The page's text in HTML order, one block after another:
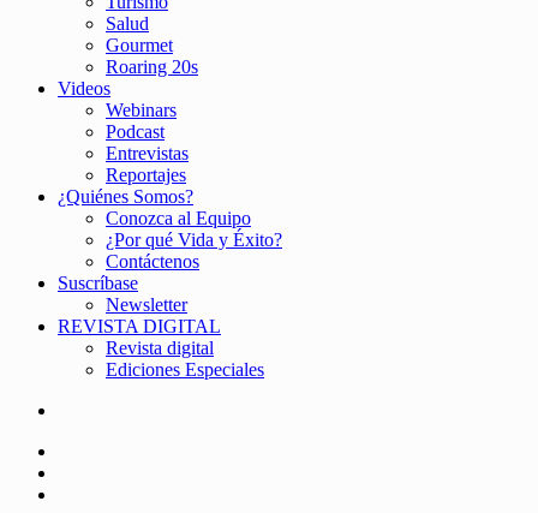
Salud
Gourmet
Roaring 20s
Videos
Webinars
Podcast
Entrevistas
Reportajes
¿Quiénes Somos?
Conozca al Equipo
¿Por qué Vida y Éxito?
Contáctenos
Suscríbase
Newsletter
REVISTA DIGITAL
Revista digital
Ediciones Especiales